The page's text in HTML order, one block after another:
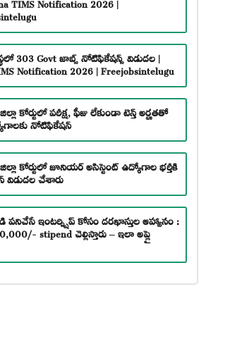
303 Govt జాబ్స్ నోటిఫికేషన్స్ విడుదల |
Notification 2026 | Freejobsintelugu
కోర్టులో పరీక్ష, ఫీజు లేకుండా టెన్త్ అర్హతతో
నోటిఫికేషన్
కోర్టులో జూనియర్ అసిస్టెంట్ ఉద్యోగాల భర్తీకి
చేశారు
పనిచేసే ఇంటర్న్షిప్ కోసం దరఖాస్తుల ఆహ్వానం :
stipend చెల్లిస్తారు – ఇలా అప్లై